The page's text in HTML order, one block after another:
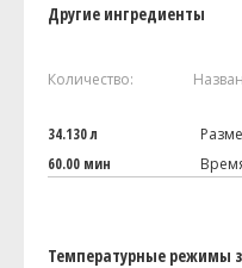
Другие ингредиенты
Количество:
34.130 л
60.00 мин
Температурные режимы